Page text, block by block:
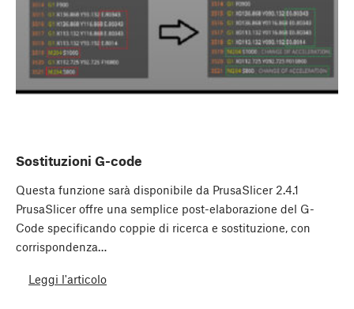
Sostituzioni G-code
Questa funzione sarà disponibile da PrusaSlicer 2.4.1
PrusaSlicer offre una semplice post-elaborazione del G-
Code specificando coppie di ricerca e sostituzione, con
corrispondenza…
Leggi l'articolo